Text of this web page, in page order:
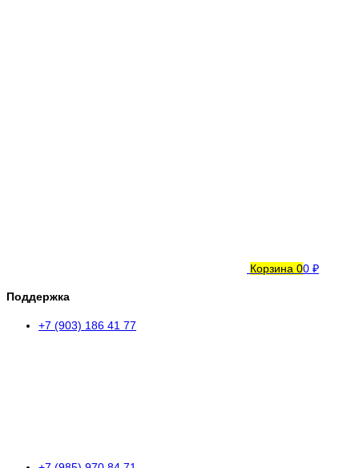
Корзина 00 ₽
Поддержка
+7 (903) 186 41 77